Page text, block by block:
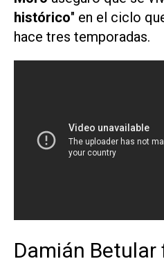
histórico" en el ciclo
hace tres temporadas.
Damián